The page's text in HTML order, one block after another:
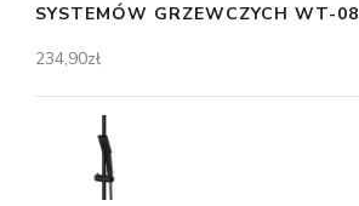
SYSTEMÓW GRZEWCZYCH WT-08
234,90zł